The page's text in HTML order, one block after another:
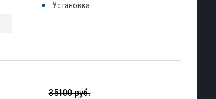
Установка
35100 руб.